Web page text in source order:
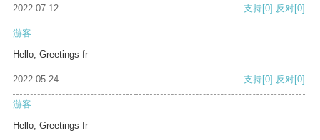
2022-07-12 支持[0] 反对[0]
游客
Hello, Greetings fr
2022-05-24 支持[0] 反对[0]
游客
Hello, Greetings fr